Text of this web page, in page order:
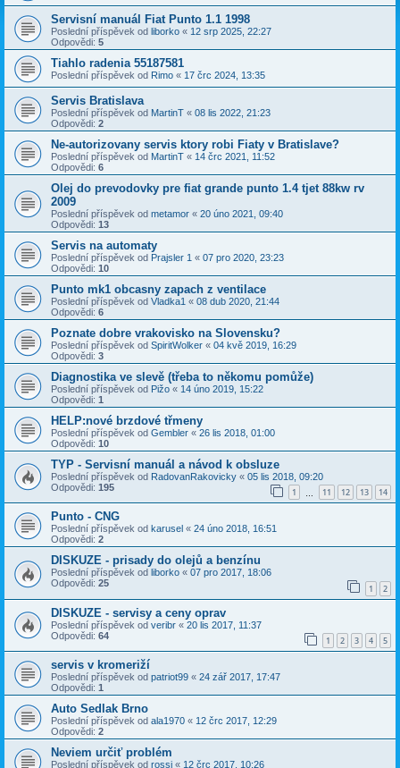
Servisní manuál Fiat Punto 1.1 1998
Poslední příspěvek od liborko « 12 srp 2025, 22:27
Odpovědi: 5
Tiahlo radenia 55187581
Poslední příspěvek od Rimo « 17 črc 2024, 13:35
Servis Bratislava
Poslední příspěvek od MartinT « 08 lis 2022, 21:23
Odpovědi: 2
Ne-autorizovany servis ktory robi Fiaty v Bratislave?
Poslední příspěvek od MartinT « 14 črc 2021, 11:52
Odpovědi: 6
Olej do prevodovky pre fiat grande punto 1.4 tjet 88kw rv
2009
Poslední příspěvek od metamor « 20 úno 2021, 09:40
Odpovědi: 13
Servis na automaty
Poslední příspěvek od Prajsler 1 « 07 pro 2020, 23:23
Odpovědi: 10
Punto mk1 obcasny zapach z ventilace
Poslední příspěvek od Vladka1 « 08 dub 2020, 21:44
Odpovědi: 6
Poznate dobre vrakovisko na Slovensku?
Poslední příspěvek od SpiritWolker « 04 kvě 2019, 16:29
Odpovědi: 3
Diagnostika ve slevě (třeba to někomu pomůže)
Poslední příspěvek od Pižo « 14 úno 2019, 15:22
Odpovědi: 1
HELP:nové brzdové třmeny
Poslední příspěvek od Gembler « 26 lis 2018, 01:00
Odpovědi: 10
TYP - Servisní manuál a návod k obsluze
Poslední příspěvek od RadovanRakovicky « 05 lis 2018, 09:20
Odpovědi: 195 1 11 12 13 14
Punto - CNG
Poslední příspěvek od karusel « 24 úno 2018, 16:51
Odpovědi: 2
DISKUZE - prisady do olejů a benzínu
Poslední příspěvek od liborko « 07 pro 2017, 18:06
Odpovědi: 25 1 2
DISKUZE - servisy a ceny oprav
Poslední příspěvek od veribr « 20 lis 2017, 11:37
Odpovědi: 64 1 2 3 4 5
servis v kromeriží
Poslední příspěvek od patriot99 « 24 zář 2017, 17:47
Odpovědi: 1
Auto Sedlak Brno
Poslední příspěvek od ala1970 « 12 črc 2017, 12:29
Odpovědi: 2
Neviem určiť problém
Poslední příspěvek od rossi « 12 črc 2017, 10:26